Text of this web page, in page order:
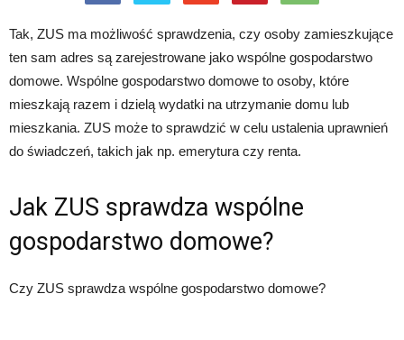
Tak, ZUS ma możliwość sprawdzenia, czy osoby zamieszkujące
ten sam adres są zarejestrowane jako wspólne gospodarstwo
domowe. Wspólne gospodarstwo domowe to osoby, które
mieszkają razem i dzielą wydatki na utrzymanie domu lub
mieszkania. ZUS może to sprawdzić w celu ustalenia uprawnień
do świadczeń, takich jak np. emerytura czy renta.
Jak ZUS sprawdza wspólne
gospodarstwo domowe?
Czy ZUS sprawdza wspólne gospodarstwo domowe?